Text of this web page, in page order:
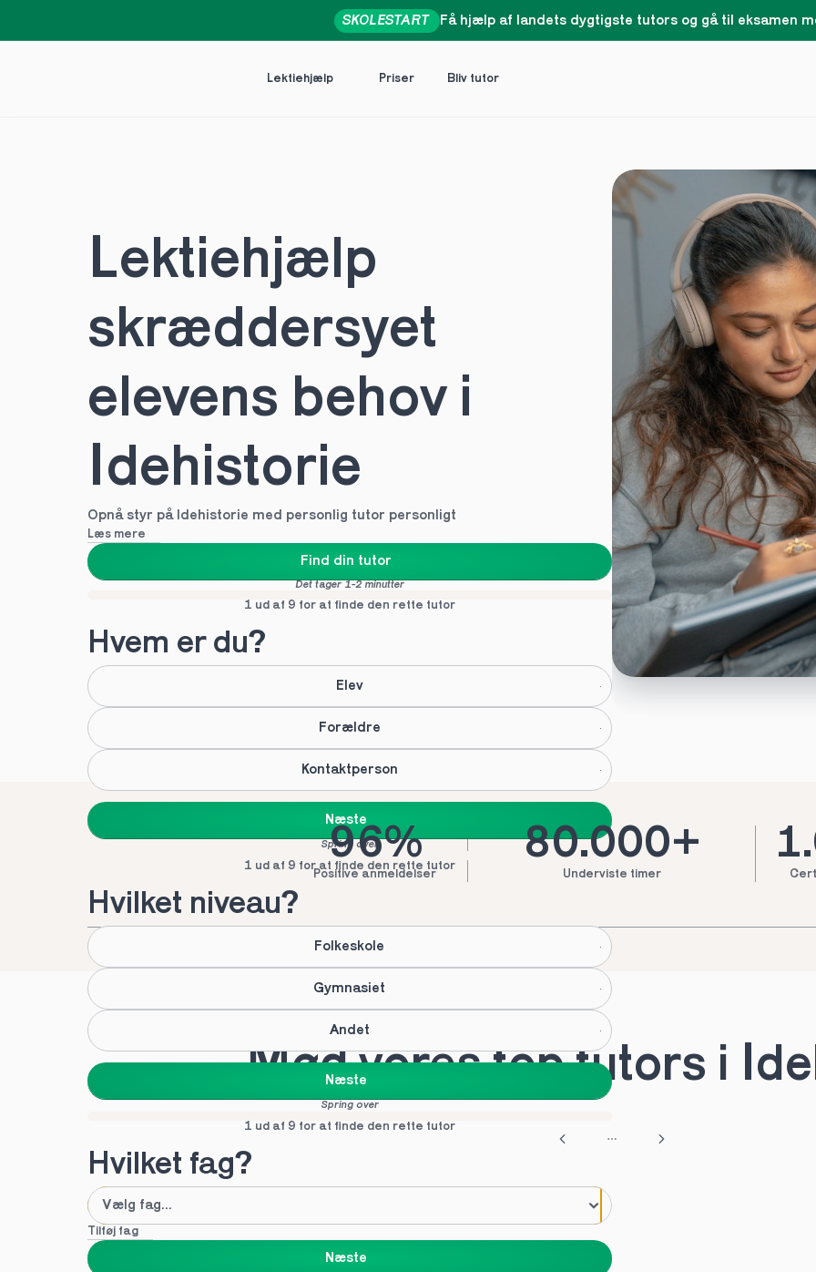
Priser
Lektiehjælp Bliv tutor
Få hjælp af landets dygtigste tutors og gå til eksamen
SKOLESTART
Lektiehjælp
skræddersyet
elevens behov i
Idehistorie
Opnå styr på Idehistorie med personlig tutor personligt
Læs mere
Find din tutor
Det tager 1-2 minutter
1 ud af 9 for at finde den rette tutor
Hvem er du?
Elev
Forældre
Kontaktperson
Næste
Spring over
1 ud af 9 for at finde den rette tutor
Hvilket niveau?
Folkeskole
Gymnasiet
Andet
Næste
Spring over
1 ud af 9 for at finde den rette tutor
Hvilket fag?
Tilføj fag
Næste
96%
Positive anmeldelser
80.000+
Underviste timer
Mød vores top tutors i